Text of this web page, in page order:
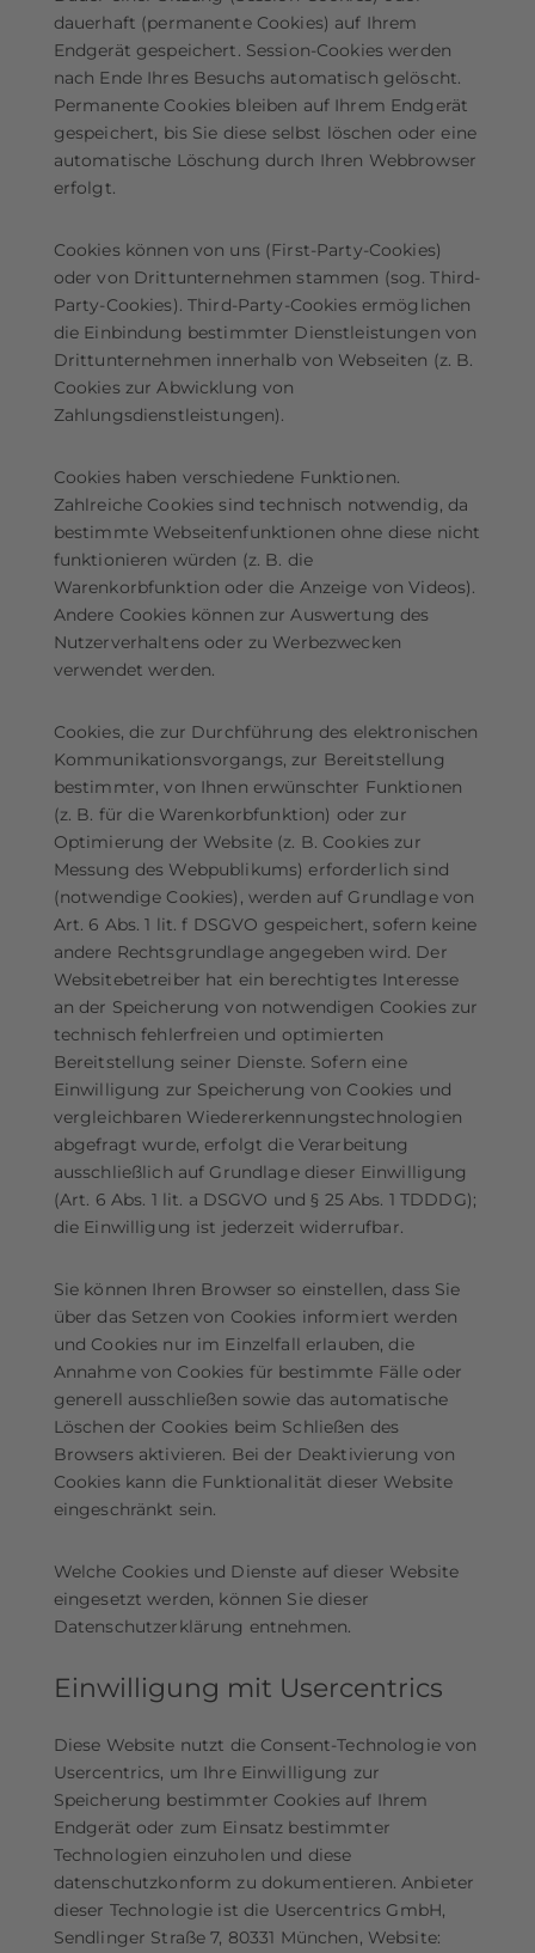
dauerhaft (permanente Cookies) auf Ihrem
Endgerät gespeichert. Session-Cookies werden
nach Ende Ihres Besuchs automatisch gelöscht.
Permanente Cookies bleiben auf Ihrem Endgerät
gespeichert, bis Sie diese selbst löschen oder eine
automatische Löschung durch Ihren Webbrowser
erfolgt.
Cookies können von uns (First-Party-Cookies)
oder von Drittunternehmen stammen (sog. Third-
Party-Cookies). Third-Party-Cookies ermöglichen
die Einbindung bestimmter Dienstleistungen von
Drittunternehmen innerhalb von Webseiten (z. B.
Cookies zur Abwicklung von
Zahlungsdienstleistungen).
Cookies haben verschiedene Funktionen.
Zahlreiche Cookies sind technisch notwendig, da
bestimmte Webseitenfunktionen ohne diese nicht
funktionieren würden (z. B. die
Warenkorbfunktion oder die Anzeige von Videos).
Andere Cookies können zur Auswertung des
Nutzerverhaltens oder zu Werbezwecken
verwendet werden.
Cookies, die zur Durchführung des elektronischen
Kommunikationsvorgangs, zur Bereitstellung
bestimmter, von Ihnen erwünschter Funktionen
(z. B. für die Warenkorbfunktion) oder zur
Optimierung der Website (z. B. Cookies zur
Messung des Webpublikums) erforderlich sind
(notwendige Cookies), werden auf Grundlage von
Art. 6 Abs. 1 lit. f DSGVO gespeichert, sofern keine
andere Rechtsgrundlage angegeben wird. Der
Websitebetreiber hat ein berechtigtes Interesse
an der Speicherung von notwendigen Cookies zur
technisch fehlerfreien und optimierten
Bereitstellung seiner Dienste. Sofern eine
Einwilligung zur Speicherung von Cookies und
vergleichbaren Wiedererkennungstechnologien
abgefragt wurde, erfolgt die Verarbeitung
ausschließlich auf Grundlage dieser Einwilligung
(Art. 6 Abs. 1 lit. a DSGVO und § 25 Abs. 1 TDDDG);
die Einwilligung ist jederzeit widerrufbar.
Sie können Ihren Browser so einstellen, dass Sie
über das Setzen von Cookies informiert werden
und Cookies nur im Einzelfall erlauben, die
Annahme von Cookies für bestimmte Fälle oder
generell ausschließen sowie das automatische
Löschen der Cookies beim Schließen des
Browsers aktivieren. Bei der Deaktivierung von
Cookies kann die Funktionalität dieser Website
eingeschränkt sein.
Welche Cookies und Dienste auf dieser Website
eingesetzt werden, können Sie dieser
Datenschutzerklärung entnehmen.
Einwilligung mit Usercentrics
Diese Website nutzt die Consent-Technologie von
Usercentrics, um Ihre Einwilligung zur
Speicherung bestimmter Cookies auf Ihrem
Endgerät oder zum Einsatz bestimmter
Technologien einzuholen und diese
datenschutzkonform zu dokumentieren. Anbieter
dieser Technologie ist die Usercentrics GmbH,
Sendlinger Straße 7, 80331 München, Website: